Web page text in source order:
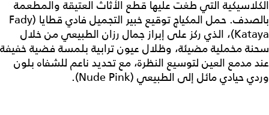
الكلاسيكية التي طغت عليها قطع الأثاث العتيقة والمطعمة
بالصدف. حمل المكياج توقيع خبير التجميل فادي قطايا (Fady
Kataya)، الذي ركز على إبراز جمال رزان الطبيعي من خلال
سحنة مخملية مضيئة، وظلال عيون ترابية بلمسة فضية خفيفة
عند مدمع العين لتوسيع النظرة، مع تحديد ناعم للشفاه بلون
وردي حيادي مائل إلى الطبيعي (Nude Pink).